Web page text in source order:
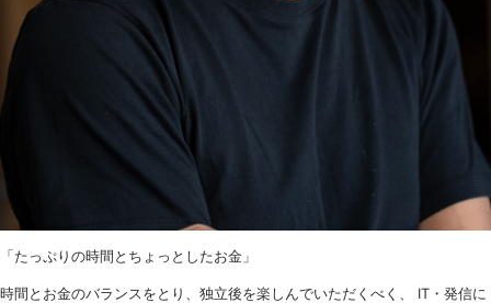
「たっぷりの時間とちょっとしたお金」
時間とお金のバランスをとり、独立後を楽しんでいただくべく、 IT・発信に